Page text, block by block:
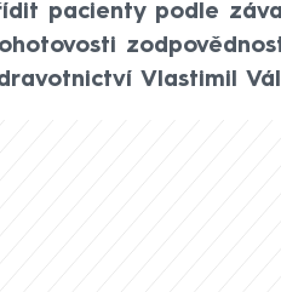
pacienty podle
Vlastimil